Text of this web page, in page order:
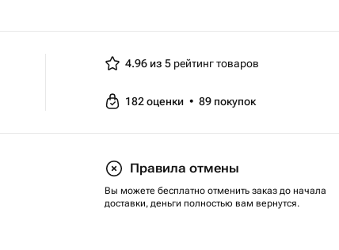
4.96 из 5 рейтинг товаров
182оценки • 89 покупок
Правила отмены
Вы можете бесплатно отменить заказ до начала
доставки, деньги полностью вам вернутся.